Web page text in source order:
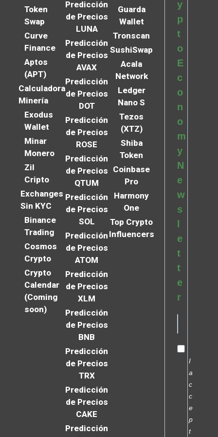
Token
Swap
Curve
Finance
Aptos
(APT)
Calculadora
Minería
Exodus
Wallet
Minar
Monero
Zil
Cripto
Exchanges
Sin KYC
Binance
Trading
Cosmos
Crypto
Crypto
Calendar
(Coming
soon)
Predicción
de Precios
LUNA
Predicción
de Precios
AVAX
Predicción
de Precios
DOT
Predicción
de Precios
ROSE
Predicción
de Precios
QTUM
Predicción
de Precios
SOL
Predicción
de Precios
ATOM
Predicción
de Precios
XLM
Predicción
de Precios
BNB
Predicción
de Precios
TRX
Predicción
de Precios
CAKE
Predicción
Guarda
Wallet
Tronscan
SushiSwap
Acala
Network
Ledger
Nano S
Tezos
(XTZ)
Shiba
Token
Coinbase
Pro
Harmony
One
Top Crypto
Influencers
y
p
t
o
E
c
o
n
o
m
y
N
e
w
s
e
t
t
e
r
I
a
c
c
e
p
t